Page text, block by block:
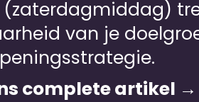
van je
complete artikel →